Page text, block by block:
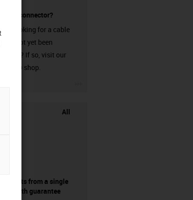
a connector?
you looking for a cable
has not yet been
If so, visit our
shop.
All
from a single
- with guarantee